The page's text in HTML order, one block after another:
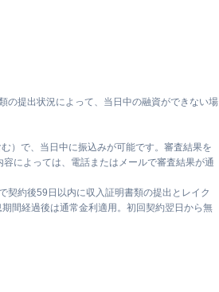
の提出状況によって、当日中の融資ができない場
）で、当日中に振込みが可能です。審査結果を
によっては、電話またはメールで審査結果が通
契約後59日以内に収入証明書類の提出とレイク
間経過後は通常金利適用。初回契約翌日から無